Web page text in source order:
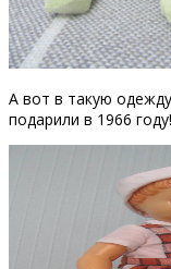
А вот в такую
подарили в 1966 году!